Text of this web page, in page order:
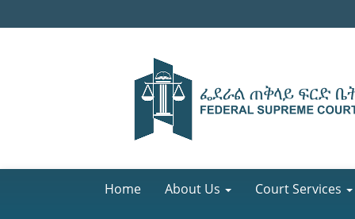
Home About Us Court Services